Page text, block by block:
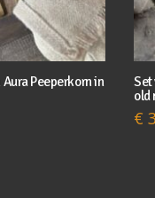
Peeperkorn in
Set
old
€